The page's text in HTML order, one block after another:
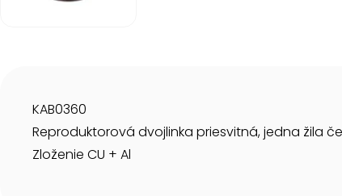
KAB0360
Reproduktorová dvojlinka priesvitná, jedna žila
Zloženie CU + Al